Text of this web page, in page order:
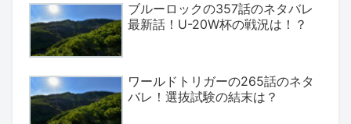
ブルーロックの357話のネタバレ
最新話！U-20W杯の戦況は！？
ワールドトリガーの265話のネタ
バレ！選抜試験の結末は？